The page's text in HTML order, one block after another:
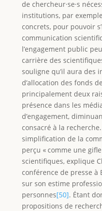
de chercheur·se·s
institutions, par
concrets, pour pouvoir
communication
l’engagement public
carrière des
souligne qu’il aura des
d’allocation des fonds
principalement deux
présence dans les
d’engagement,
consacré à la
simplification de la
perçu « comme une
scientifiques, explique
conférence de presse
sur son estime
personnes[50]. Étant
propositions de